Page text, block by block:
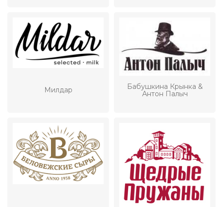
Милдар
Бабушкина Крынка &
Антон Палыч